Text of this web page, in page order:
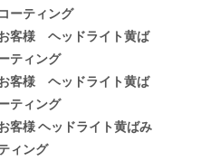
ーティング
客様 ヘッドライト黄ば
ティング
客様 ヘッドライト黄ば
ティング
客様 ヘッドライト黄ばみ
ィング